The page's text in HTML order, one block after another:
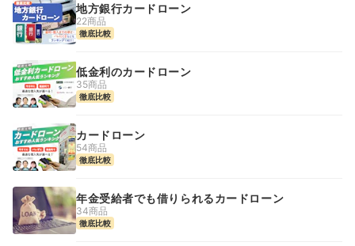
地方銀行カードローン
22商品
徹底比較
低金利のカードローン
35商品
徹底比較
カードローン
54商品
徹底比較
年金受給者でも借りられるカードローン
34商品
徹底比較